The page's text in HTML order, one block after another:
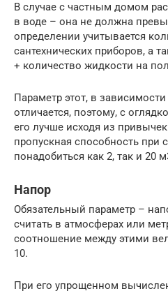
В случае с частным домом
в воде – она не должна
определении учитывается
сантехнических приборов, а
+ количество жидкости на
Параметр этот, в
отличается, поэтому, с
его лучше исходя из
пропускная способность при
понадобиться как 2, так и 20
Напор
Обязательный параметр –
считать в атмосферах или
соотношение между этими
10.
При его упрощенном